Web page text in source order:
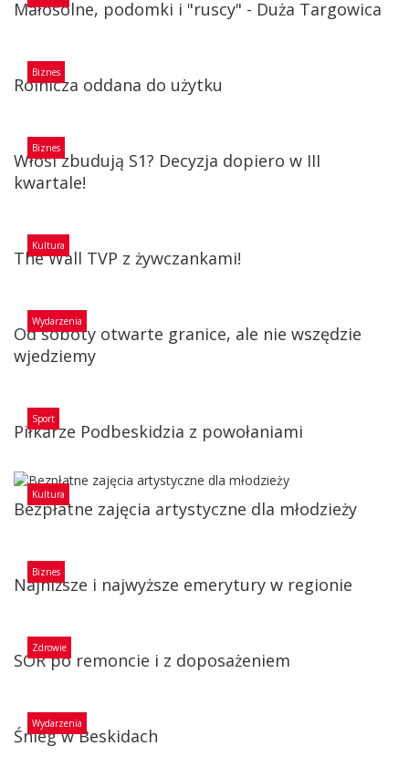
Małosolne, podomki i "ruscy" - Duża Targowica
Biznes
Rolnicza oddana do użytku
Biznes
Włosi zbudują S1? Decyzja dopiero w III
kwartale!
Kultura
The Wall TVP z żywczankami!
Wydarzenia
Od soboty otwarte granice, ale nie wszędzie
wjedziemy
Sport
Piłkarze Podbeskidzia z powołaniami
Kultura
Bezpłatne zajęcia artystyczne dla młodzieży
Biznes
Najniższe i najwyższe emerytury w regionie
Zdrowie
SOR po remoncie i z doposażeniem
Wydarzenia
Śnieg w Beskidach